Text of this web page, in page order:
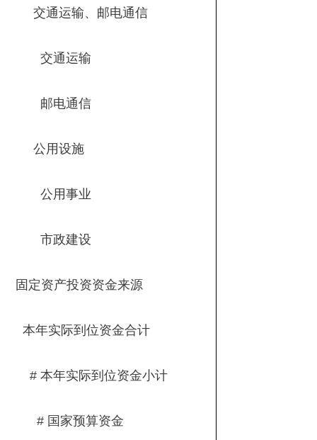
交通运输、邮电通信
交通运输
邮电通信
公用设施
公用事业
市政建设
固定资产投资资金来源
本年实际到位资金合计
# 本年实际到位资金小计
# 国家预算资金